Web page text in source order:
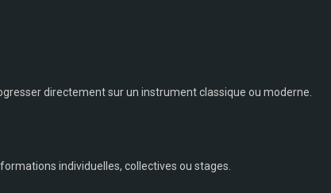
directement sur un instrument classique ou moderne.
individuelles, collectives ou stages.